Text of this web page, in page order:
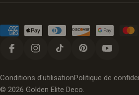
Modes
paiement
FacebookInstagramTik TokPinterest
© 2026 Golden Elite Deco.
Conditions d'utilisationPolitique de